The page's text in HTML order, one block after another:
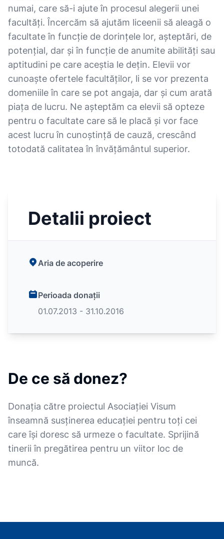
numai, care să-i ajute în procesul alegerii unei
facultăți. Încercăm să ajutăm liceenii să aleagă o
facultate în funcție de dorințele lor, așteptări, de
potențial, dar și în funcție de anumite abilități sau
aptitudini pe care aceștia le dețin. Elevii vor
cunoaște ofertele facultăților, li se vor prezenta
domeniile în care se pot angaja, dar și cum arată
piața de lucru. Ne așteptăm ca elevii să opteze
pentru o facultate care să le placă și vor face
acest lucru în cunoștință de cauză, crescând
totodată calitatea în învățământul superior.
Detalii proiect
Aria de acoperire
Perioada donații
01.07.2013 - 31.10.2016
De ce să donez?
Donația către proiectul Asociației Visum
înseamnă susținerea educației pentru toți cei
care își doresc să urmeze o facultate. Sprijină
tinerii în pregătirea pentru un viitor loc de
muncă.